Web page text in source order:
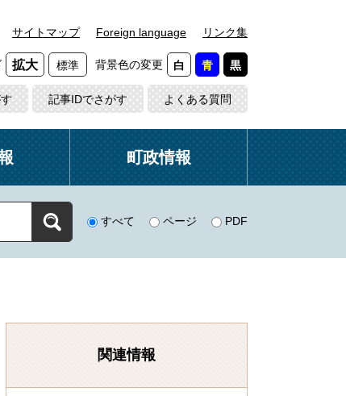
サイトマップ Foreign language リンク集
拡大 標準 背景色の変更 白 青 黒
記事IDでさがす よくある質問
町政情報
すべて ページ PDF
関連情報